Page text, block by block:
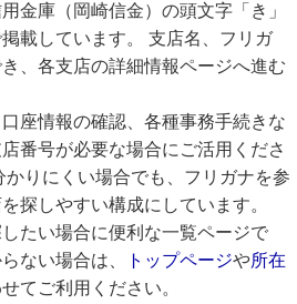
金庫（岡崎信金）の頭文字「き」
載しています。 支店名、フリガ
、各支店の詳細情報ページへ進む
座情報の確認、各種事務手続きな
番号が必要な場合にご活用くださ
りにくい場合でも、フリガナを参
探しやすい構成にしています。
したい場合に便利な一覧ページで
ない場合は、
トップページや所在
てご利用ください。